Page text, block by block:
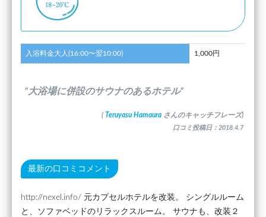
入浴料金大人(16:00〜翌10:00) 1,000円
”大浴場に併設のサウナのあるホテル”
( Teruyasu Hamaura さんのキャッチフレーズ)
口コミ投稿日：2018.4.7
最新の口コミコメント
http://nexel.info/ 元カプセルホテルを改装。 シングルルーム
と、ソファベッドのリラックスルーム。 サウナも、改装２